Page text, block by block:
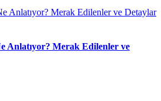
Anlatıyor? Merak Edilenler ve